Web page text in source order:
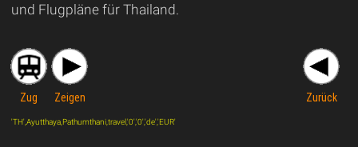
und Flugpläne für Thailand.
Zug Zeigen Zurück
'TH',Ayutthaya,Pathumthani,travel,'0','0','de','EUR'